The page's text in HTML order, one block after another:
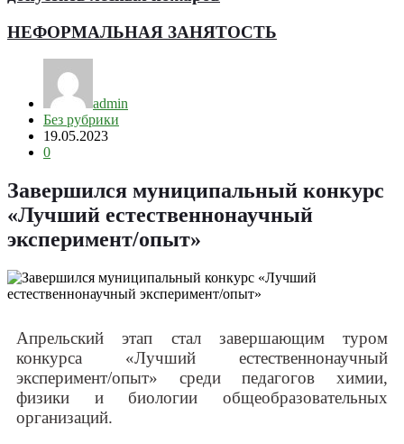
НЕФОРМАЛЬНАЯ ЗАНЯТОСТЬ
admin
Без рубрики
19.05.2023
0
Завершился муниципальный конкурс
«Лучший естественнонаучный
эксперимент/опыт»
Апрельский этап стал завершающим туром
конкурса «Лучший естественнонаучный
эксперимент/опыт» среди педагогов химии,
физики и биологии общеобразовательных
организаций.